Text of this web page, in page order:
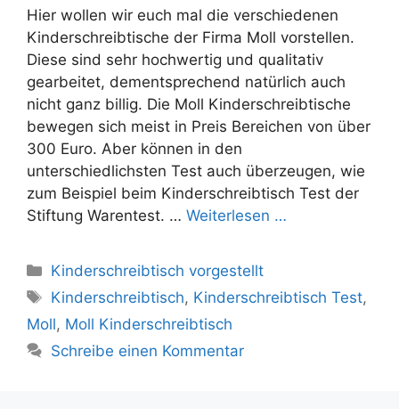
Hier wollen wir euch mal die verschiedenen
Kinderschreibtische der Firma Moll vorstellen.
Diese sind sehr hochwertig und qualitativ
gearbeitet, dementsprechend natürlich auch
nicht ganz billig. Die Moll Kinderschreibtische
bewegen sich meist in Preis Bereichen von über
300 Euro. Aber können in den
unterschiedlichsten Test auch überzeugen, wie
zum Beispiel beim Kinderschreibtisch Test der
Stiftung Warentest. … Weiterlesen …
Kategorien
Kinderschreibtisch vorgestellt
Schlagwörter
Kinderschreibtisch, Kinderschreibtisch Test,
Moll, Moll Kinderschreibtisch
Schreibe einen Kommentar